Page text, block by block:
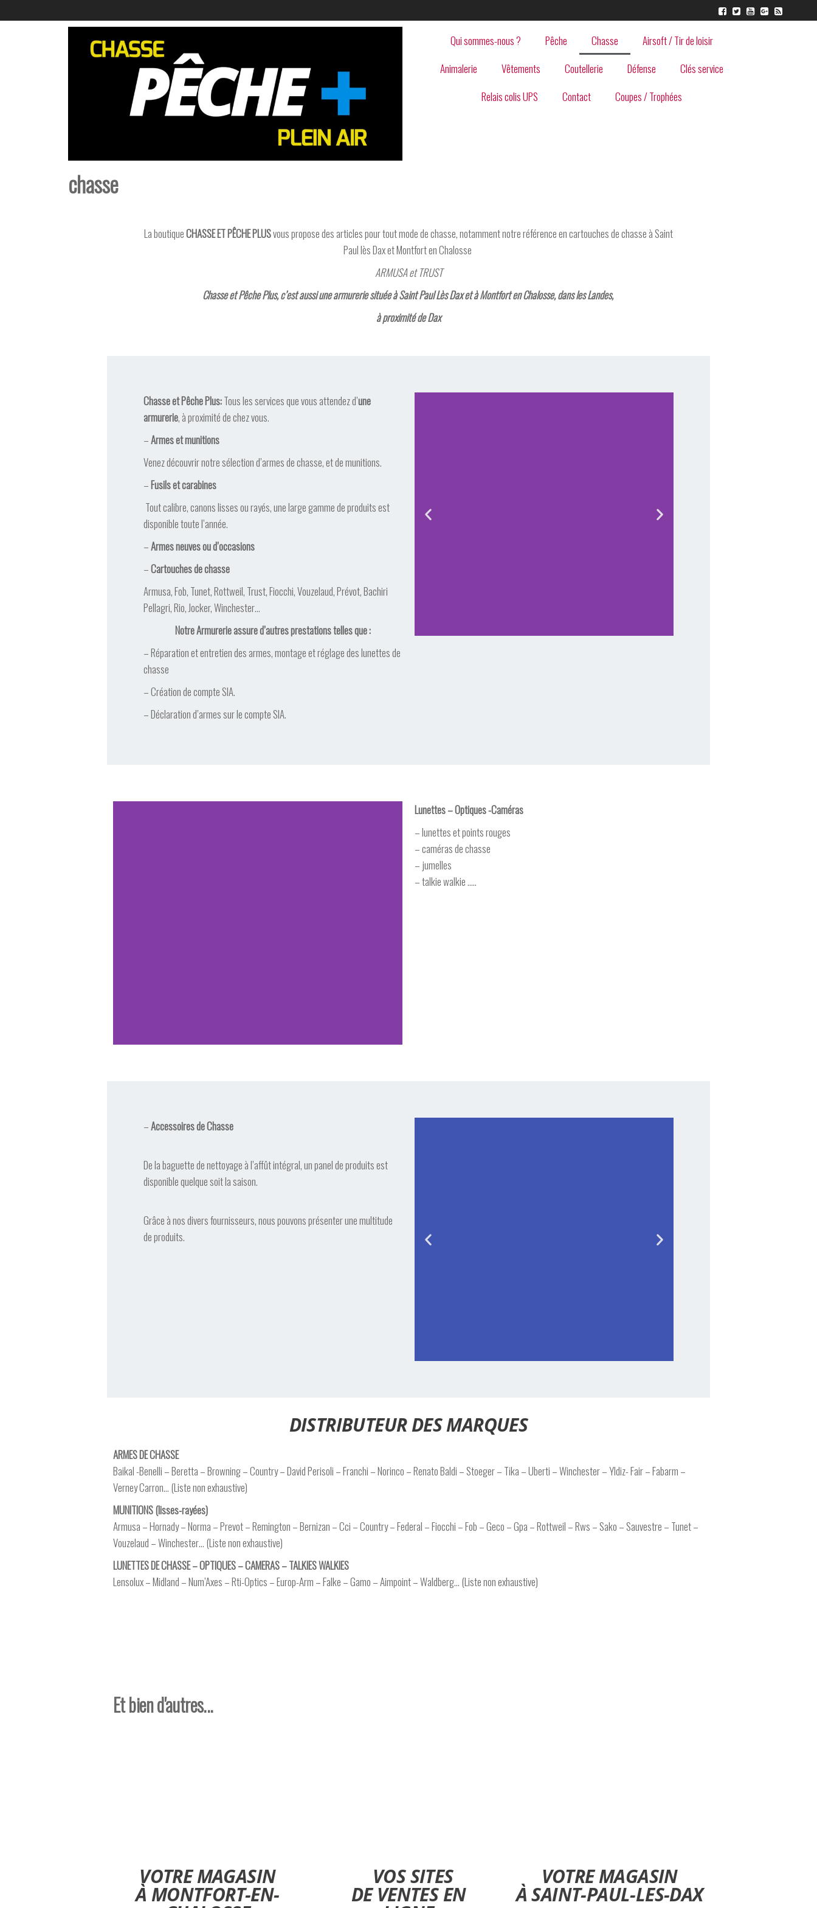
Qui sommes-nous ? Pêche Chasse
Airsoft / Tir de loisir
Animalerie
Vêtements Coutellerie Défense
Clés service
Relais colis UPS
Contact Coupes / Trophées
chasse
La boutiqueCHASSE ETPÊCHE PLUSvous propose des articles pour tout mode de chasse, notamment notre référence en cartouches de chasse à Saint
Paul lès Dax et Montfort en Chalosse
ARMUSA et TRUST
Chasse et Pêche Plus, c’est aussi une armurerie située à Saint Paul Lès Dax et à Montfort en Chalosse, dans les Landes,
à proximité de Dax
Chasse et Pêche Plus:Tous les services que vous attendez d’une
armurerie, à proximité de chez vous.
–Armes et munitions
Venez découvrir notre sélection d’armes de chasse, et de munitions.
–Fusils et carabines
Tout calibre, canons lisses ou rayés, une large gamme de produits est
disponible toute l’année.
–Armes neuves ou d’occasions
–Cartouches de chasse
Armusa, Fob, Tunet, Rottweil, Trust, Fiocchi, Vouzelaud, Prévot, Bachiri
Pellagri, Rio, Jocker, Winchester…
Notre Armurerie assure d’autres prestations telles que :
– Réparation et entretien des armes, montage et réglage des lunettes de
chasse
– Création de compte SIA.
– Déclaration d’armes sur le compte SIA.
Lunettes – Optiques -Caméras
– lunettes et points rouges
– caméras de chasse
– jumelles
– talkie walkie …..
–Accessoires de Chasse
De la baguette de nettoyage à l’affût intégral, un panel de produits est
disponible quelque soit la saison.
Grâce à nos divers fournisseurs, nous pouvons présenter une multitude
de produits.
DISTRIBUTEUR DES MARQUES
ARMES DE CHASSE
Baikal -Benelli – Beretta – Browning – Country – David Perisoli – Franchi – Norinco – Renato Baldi – Stoeger – Tika – Uberti – Winchester – Yldiz- Fair – Fabarm –
Verney Carron… (Liste non exhaustive)
MUNITIONS (lisses-rayées)
Armusa – Hornady – Norma – Prevot – Remington – Bernizan – Cci – Country – Federal – Fiocchi – Fob – Geco – Gpa – Rottweil – Rws – Sako – Sauvestre – Tunet –
Vouzelaud – Winchester… (Liste non exhaustive)
LUNETTES DE CHASSE – OPTIQUES – CAMERAS – TALKIES WALKIES
Lensolux – Midland – Num’Axes – Rti-Optics – Europ-Arm – Falke – Gamo – Aimpoint – Waldberg… (Liste non exhaustive)
Et bien d'autres...
VOTRE MAGASIN
À MONTFORT-EN-
VOS SITES
DE VENTES EN
VOTRE MAGASIN
À SAINT-PAUL-LES-DAX